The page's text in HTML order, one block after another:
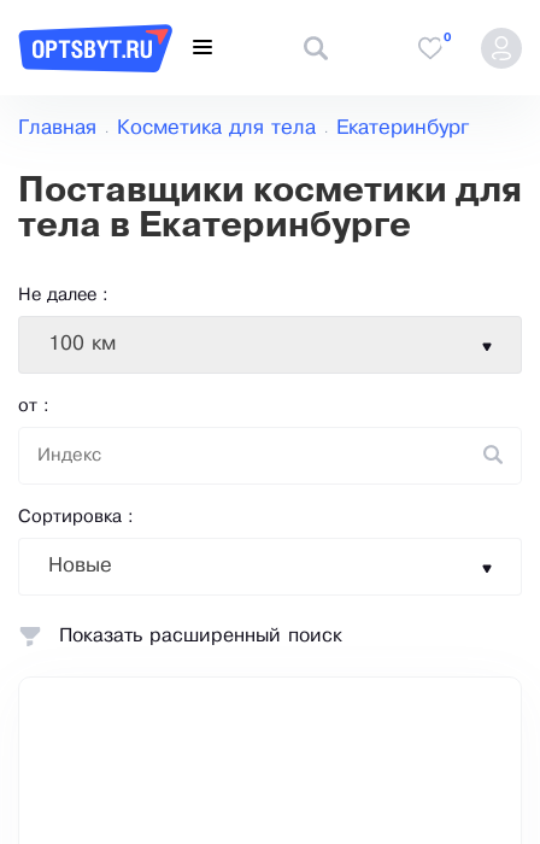
0
Главная Косметика для тела Екатеринбург
Поставщики косметики для
тела в Екатеринбурге
Не далее :
100 км
от :
Сортировка :
Новые
Показать расширенный поиск